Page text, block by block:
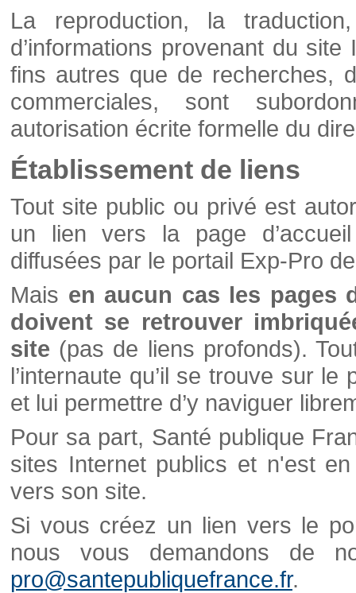
La reproduction, la
d’informations provenant du
fins autres que de recherches,
commerciales, sont
autorisation écrite formelle du
Établissement de liens
Tout site public ou privé est
un lien vers la page
diffusées par le portail Exp-Pro
Mais en aucun cas les pages
doivent se retrouver
site (pas de liens profonds).
l’internaute qu’il se trouve sur
et lui permettre d’y naviguer
Pour sa part, Santé publique
sites Internet publics et n'est
vers son site.
Si vous créez un lien vers le
nous vous demandons de
pro@santepubliquefrance.fr.